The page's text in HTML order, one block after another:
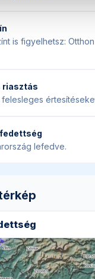
is figyelhetsz:
riasztás
felesleges
lefedve.